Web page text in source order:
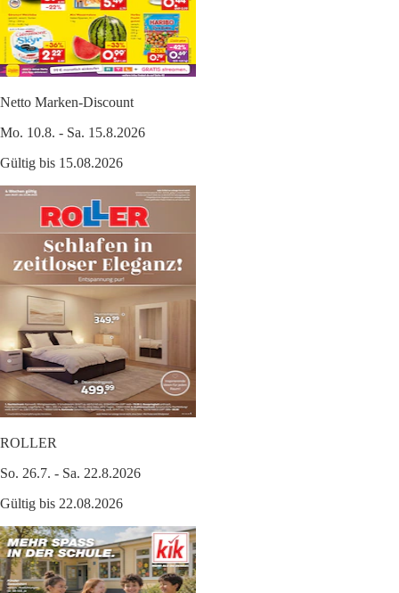
Netto Marken-Discount
Mo. 10.8. - Sa. 15.8.2026
Gültig bis 15.08.2026
ROLLER
So. 26.7. - Sa. 22.8.2026
Gültig bis 22.08.2026